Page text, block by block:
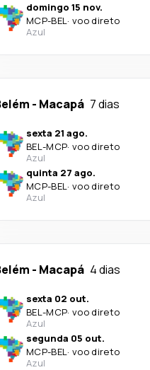
domingo 15 nov.
MCP-BEL· voo direto
Azul
- Macapá 7 dias
sexta 21 ago.
BEL-MCP· voo direto
Azul
quinta 27 ago.
MCP-BEL· voo direto
Azul
- Macapá 4 dias
sexta 02 out.
BEL-MCP· voo direto
Azul
segunda 05 out.
MCP-BEL· voo direto
Azul